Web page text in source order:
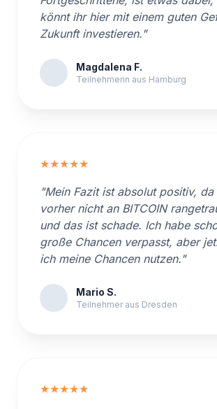
könnt ihr hier mit einem guten
Zukunft investieren."
Magdalena F.
Teilnehmerin aus Hamburg
★★★★★
"Mein Fazit ist absolut positiv,
vorher nicht an BITCOIN
und das ist schade. Ich habe
große Chancen verpasst, aber
ich meine Chancen nutzen."
Mario S.
Teilnehmer aus Dresden
★★★★★